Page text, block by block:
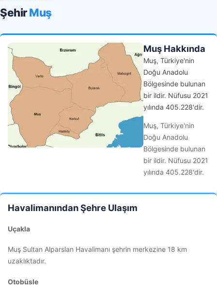
ŞehirMuş
Muş Hakkında
Muş, Türkiye'nin
Doğu Anadolu
Bölgesinde bulunan
bir ildir. Nüfusu 2021
yılında 405.228'dir.
Muş, Türkiye'nin
Doğu Anadolu
Bölgesinde bulunan
bir ildir. Nüfusu 2021
yılında 405.228'dir.
Havalimanından Şehre Ulaşım
Uçakla
Muş Sultan Alparslan Havalimanı şehrin merkezine 18 km
uzaklıktadır.
Otobüsle